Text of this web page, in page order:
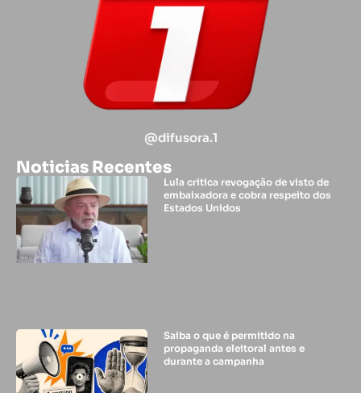
@difusora.1
Noticias Recentes
Lula critica revogação de visto de
embaixadora e cobra respeito dos
Estados Unidos
Saiba o que é permitido na
propaganda eleitoral antes e
durante a campanha